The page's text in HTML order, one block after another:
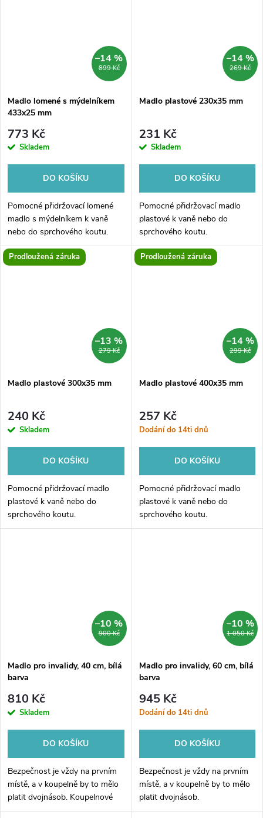
899 Kč
–14 %
Madlo lomené s mýdelníkem
433x25 mm
773 Kč
Skladem
DO KOŠÍKU
Pomocné přidržovací lomené
madlo s mýdelníkem k vaně
nebo do sprchového koutu.
269 Kč
–14 %
Madlo plastové 230x35 mm
231 Kč
Skladem
DO KOŠÍKU
Pomocné přidržovací madlo
plastové k vaně nebo do
sprchového koutu.
Prodloužená záruka
279 Kč
–13 %
Madlo plastové 300x35 mm
240 Kč
Skladem
DO KOŠÍKU
Pomocné přidržovací madlo
plastové k vaně nebo do
sprchového koutu.
Prodloužená záruka
299 Kč
–14 %
Madlo plastové 400x35 mm
257 Kč
Dodání do 14ti dnů
DO KOŠÍKU
Pomocné přidržovací madlo
plastové k vaně nebo do
sprchového koutu.
900 Kč
–10 %
Madlo pro invalidy, 40 cm, bílá
barva
810 Kč
Skladem
DO KOŠÍKU
Bezpečnost je vždy na prvním
místě, a v koupelně by to mělo
platit dvojnásob. Koupelnové
madlo rovné s délkou 40 cm je
1 050 Kč
–10 %
Madlo pro invalidy, 60 cm, bílá
barva
945 Kč
Dodání do 14ti dnů
DO KOŠÍKU
Bezpečnost je vždy na prvním
místě, a v koupelně by to mělo
platit dvojnásob.
Koupelnové madlo rovné s